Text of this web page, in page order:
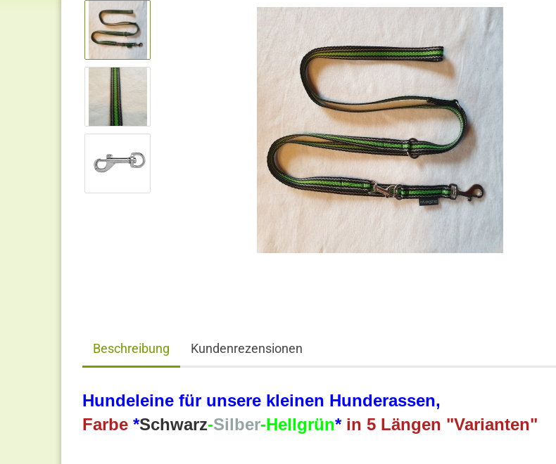
Beschreibung Kundenrezensionen
Hundeleine für unsere kleinen Hunderassen,
Farbe *Schwarz-Silber-Hellgrün*in 5 Längen "Varianten"